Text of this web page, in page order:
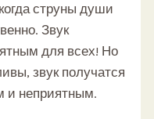
струны души
Звук
для всех! Но
звук получатся
и неприятным.